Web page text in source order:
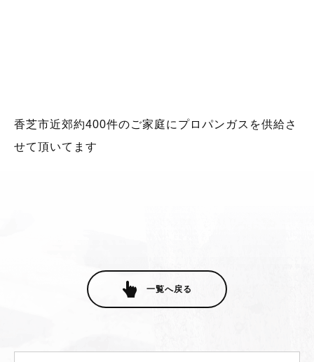
香芝市近郊約400件のご家庭にプロパンガスを供給さ
せて頂いてます
一覧へ戻る